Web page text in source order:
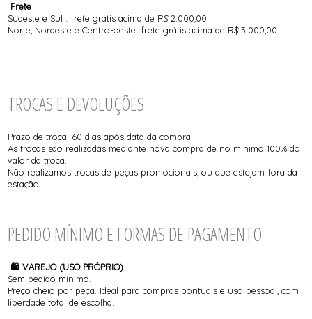
Frete
Sudeste e Sul : frete grátis acima de R$ 2.000,00
Norte, Nordeste e Centro-oeste: frete grátis acima de R$ 3.000,00
TROCAS E DEVOLUÇÕES
Prazo de troca: 60 dias após data da compra
As trocas são realizadas mediante nova compra de no mínimo 100% do
valor da troca.
Não realizamos trocas de peças promocionais, ou que estejam fora da
estação.
PEDIDO MÍNIMO E FORMAS DE PAGAMENTO
🛍️ VAREJO (USO PRÓPRIO)
Sem pedido mínimo.
Preço cheio por peça. Ideal para compras pontuais e uso pessoal, com
liberdade total de escolha.